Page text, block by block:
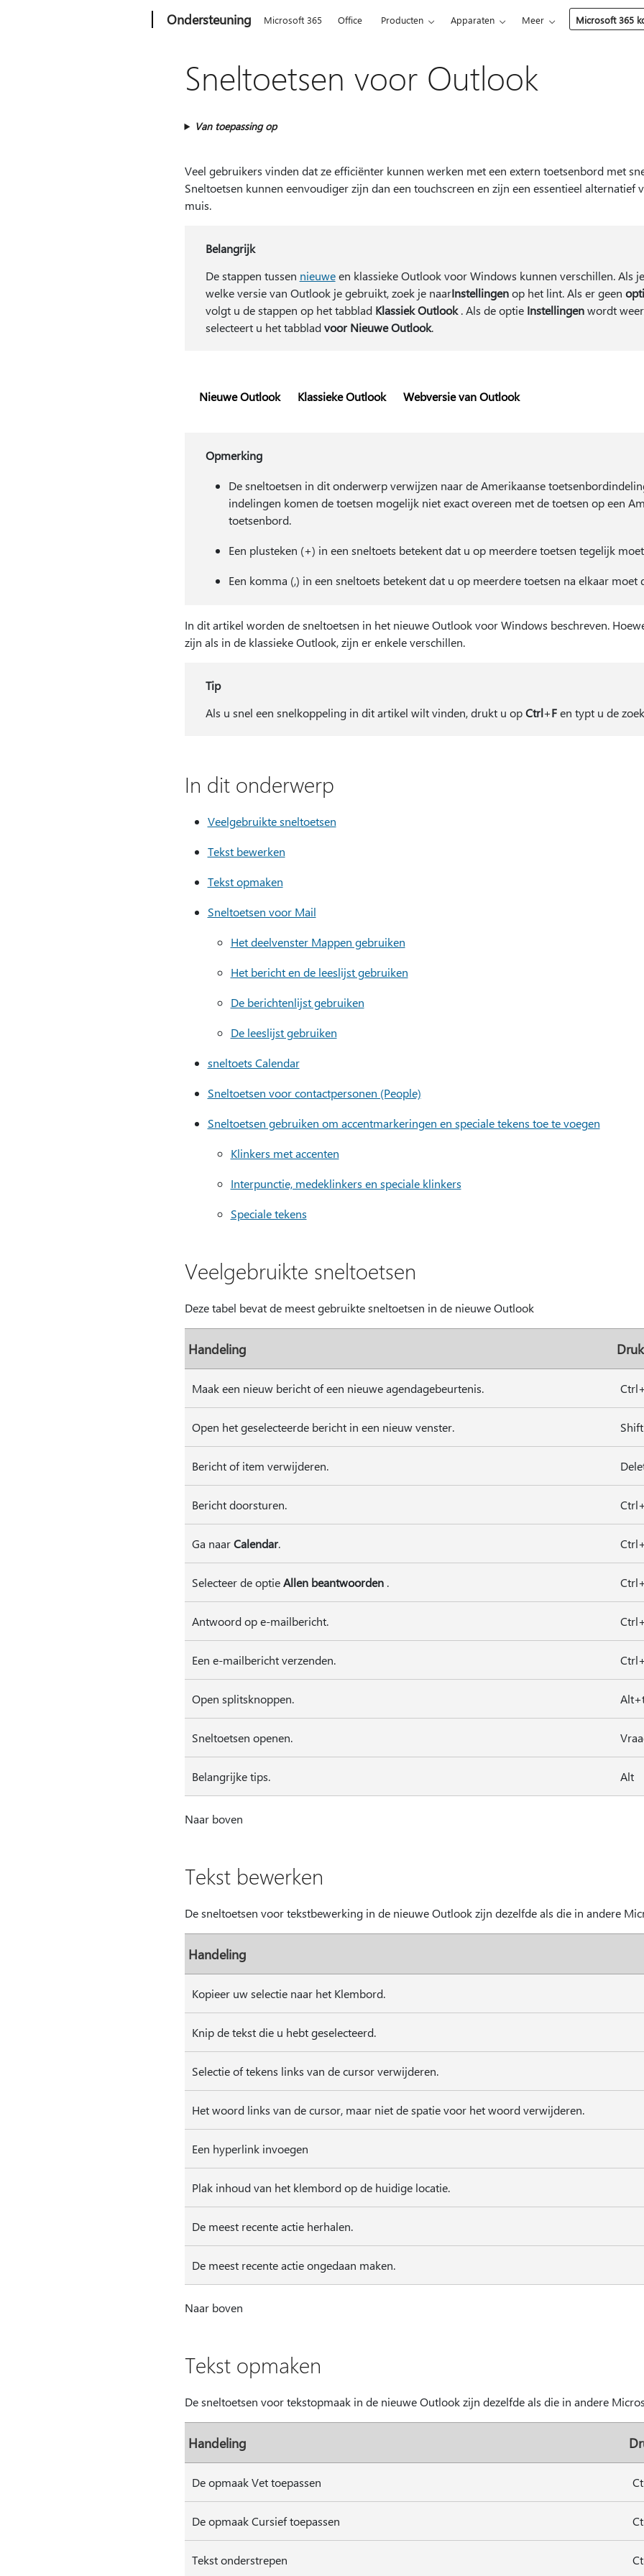
Ondersteuning Microsoft 365 Office Producten Apparaten Meer Microsoft 365
Sneltoetsen voor Outlook
Van toepassing op
Veel gebruikers vinden dat ze efficiënter kunnen werken met een extern toetsenbord met
Sneltoetsen kunnen eenvoudiger zijn dan een touchscreen en zijn een essentieel alternatief
muis.
Belangrijk
De stappen tussen nieuween klassieke Outlook voor Windows kunnen verschillen. Als
welke versie van Outlook je gebruikt, zoek je naarInstellingenop het lint. Als er geen
volgt u de stappen op het tabblad Klassiek Outlook. Als de optie Instellingenwordt
selecteert u het tabbladvoor Nieuwe Outlook.
Nieuwe Outlook Klassieke Outlook Webversie van Outlook
Opmerking
De sneltoetsen in dit onderwerp verwijzen naar de Amerikaanse
indelingen komen de toetsen mogelijk niet exact overeen met de toetsen op een
toetsenbord.
Een plusteken (+) in een sneltoets betekent dat u op meerdere toetsen tegelijk
Een komma (,) in een sneltoets betekent dat u op meerdere toetsen na elkaar moet
In dit artikel worden de sneltoetsen in het nieuwe Outlook voor Windows beschreven.
zijn als in de klassieke Outlook, zijn er enkele verschillen.
Tip
Als u snel een snelkoppeling in dit artikel wilt vinden, drukt u opCtrl+Fen typt u de
In dit onderwerp
Veelgebruikte sneltoetsen
Tekst bewerken
Tekst opmaken
Sneltoetsen voor Mail
Het deelvenster Mappen gebruiken
Het bericht en de leeslijst gebruiken
De berichtenlijst gebruiken
De leeslijst gebruiken
sneltoets Calendar
Sneltoetsen voor contactpersonen (People)
Sneltoetsen gebruiken om accentmarkeringen en speciale tekens toe te voegen
Klinkers met accenten
Interpunctie, medeklinkers en speciale klinkers
Speciale tekens
Veelgebruikte sneltoetsen
Deze tabel bevat de meest gebruikte sneltoetsen in de nieuwe Outlook
Handeling
Maak een nieuw bericht of een nieuwe agendagebeurtenis.
Open het geselecteerde bericht in een nieuw venster.
Bericht of item verwijderen.
Bericht doorsturen.
Ga naarCalendar.
Selecteer de optieAllen beantwoorden.
Antwoord op e-mailbericht.
Een e-mailbericht verzenden.
Open splitsknoppen.
Sneltoetsen openen.
Belangrijke tips. Alt
Naar boven
Tekst bewerken
De sneltoetsen voor tekstbewerking in de nieuwe Outlook zijn dezelfde als die in andere
Handeling
Kopieer uw selectie naar het Klembord.
Knip de tekst die u hebt geselecteerd.
Selectie of tekens links van de cursor verwijderen.
Het woord links van de cursor, maar niet de spatie voor het woord verwijderen.
Een hyperlink invoegen
Plak inhoud van het klembord op de huidige locatie.
De meest recente actie herhalen.
De meest recente actie ongedaan maken.
Naar boven
Tekst opmaken
De sneltoetsen voor tekstopmaak in de nieuwe Outlook zijn dezelfde als die in andere
Handeling
De opmaak Vet toepassen
De opmaak Cursief toepassen
Tekst onderstrepen